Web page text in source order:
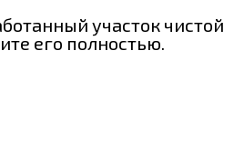
участок чистой
его полностью.